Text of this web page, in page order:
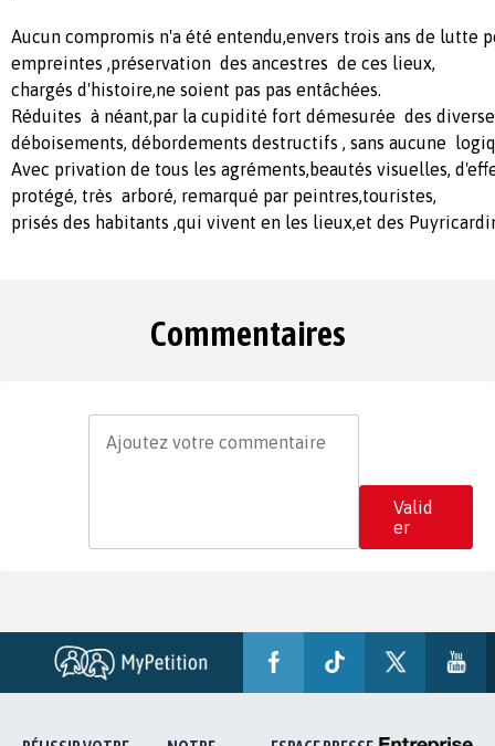
Aucun compromis n'a été entendu,envers trois ans de lutte
empreintes ,préservation des ancestres de ces lieux,
chargés d'histoire,ne soient pas pas entâchées.
Réduites à néant,par la cupidité fort démesurée des
déboisements, débordements destructifs , sans aucune
Avec privation de tous les agréments,beautés visuelles,
protégé, très arboré, remarqué par peintres,touristes,
prisés des habitants ,qui vivent en les lieux,et des
Commentaires
Valid
er